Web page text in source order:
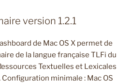
version 1.2.1
de Mac OS X permet de
de la langue française TLFi du
Textuelles et Lexicales
Configuration minimale : Mac OS